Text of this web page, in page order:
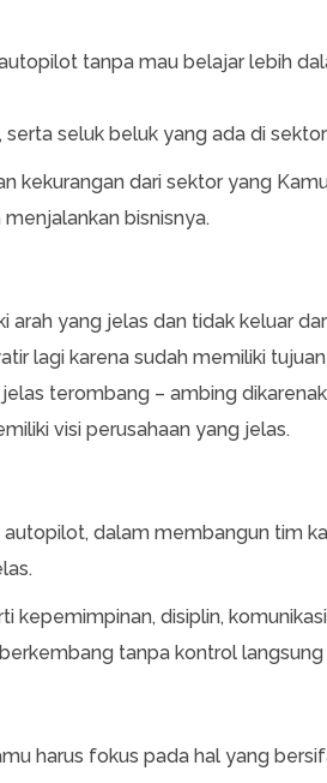
tanpa mau belajar lebih
seluk beluk yang ada di
kekurangan dari sektor yang
bisnisnya.
arah yang jelas dan tidak keluar
lagi karena sudah memiliki
terombang – ambing
visi perusahaan yang jelas.
dalam membangun tim
disiplin,
tanpa kontrol langsung
harus fokus pada hal yang